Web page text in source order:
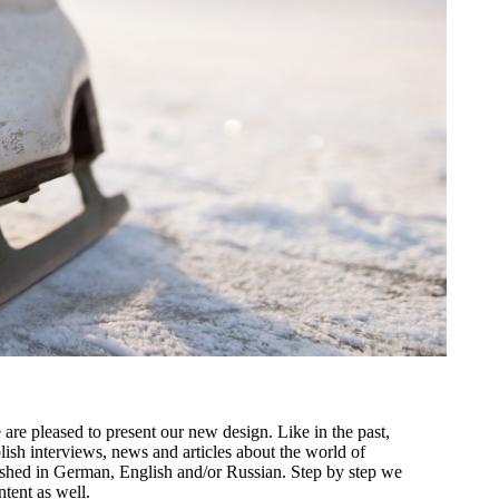
pleased to present our new design. Like in the past,
interviews, news and articles about the world of
in German, English and/or Russian. Step by step we
as well.